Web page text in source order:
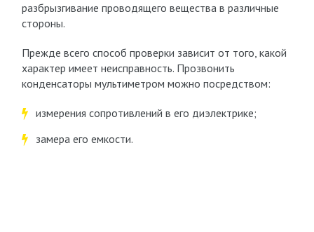
разбрызгивание проводящего вещества в различные
стороны.
Прежде всего способ проверки зависит от того, какой
характер имеет неисправность. Прозвонить
конденсаторы мультиметром можно посредством:
измерения сопротивлений в его диэлектрике;
замера его емкости.